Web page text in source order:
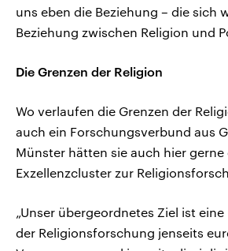
uns eben die Beziehung – die sich
Beziehung zwischen Religion und
Die Grenzen der Religion
Wo verlaufen die Grenzen der
auch ein Forschungsverbund aus
Münster hätten sie auch hier gerne
Exzellenzcluster zur
„Unser übergeordnetes Ziel ist
der Religionsforschung jenseits